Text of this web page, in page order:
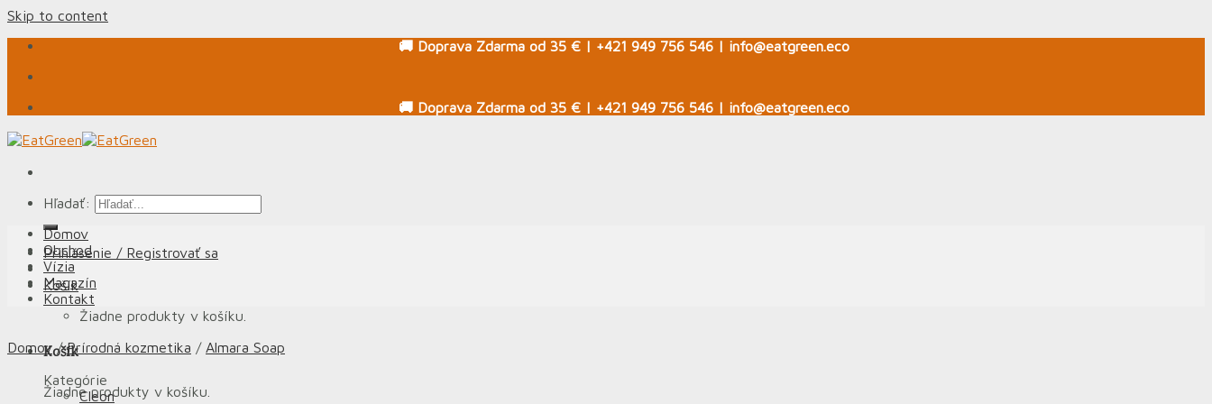
Skip to content
🚚 Doprava Zdarma od 35 € | +421 949 756 546 | info@eatgreen.eco
🚚 Doprava Zdarma od 35 € | +421 949 756 546 | info@eatgreen.eco
Hľadať:
Prihlásenie / Registrovať sa
Košík
Žiadne produkty v košíku.
Košík
Žiadne produkty v košíku.
Domov
Obchod
Vízia
Magazín
Kontakt
Domov / Prírodná kozmetika / Almara Soap
Kategórie
Cleon